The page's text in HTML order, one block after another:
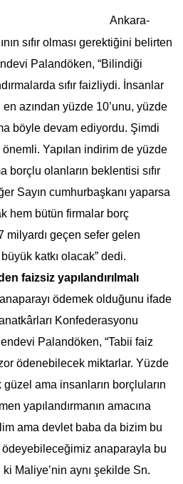
Ankara-
sıfır olması gerektiğini belirten
Palandöken, “Bilindiği
sıfır faizliydi. İnsanlar
azından yüzde 10’unu, yüzde
böyle devam ediyordu. Şimdi
Yapılan indirim de yüzde
borçlu olanların beklentisi sıfır
Sayın cumhurbaşkanı yaparsa
hem bütün firmalar borç
milyardı geçen sefer gelen
katkı olacak” dedi.
faizsiz yapılandırılmalı
ödemek olduğunu ifade
Konfederasyonu
Palandöken, “Tabii faiz
ödenebilecek miktarlar. Yüzde
ama insanların borçluların
yapılandırmanın amacına
ama devlet baba da bizim bu
ödeyebileceğimiz anaparayla bu
Maliye’nin aynı şekilde Sn.